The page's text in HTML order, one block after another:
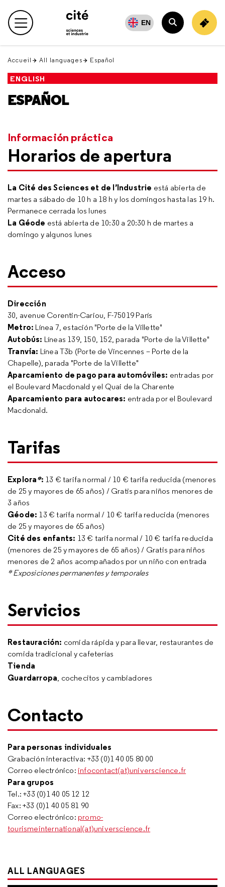
en
haut Menu principal EN
Rechercher
Accueil All languages Español
ENGLISH
ESPAÑOL
Información práctica
Horarios de apertura
La Cité des Sciences et de l’Industrie está abierta de
martes a sábado de 10 h a 18 h y los domingos hasta las 19 h.
Permanece cerrada los lunes
La Géode está abierta de 10:30 a 20:30 h de martes a
domingo y algunos lunes
Acceso
Dirección
30, avenue Corentin-Cariou, F-75019 París
Metro: Línea 7, estación "Porte de la Villette"
Autobús: Líneas 139, 150, 152, parada "Porte de la Villette"
Tranvía: Línea T3b (Porte de Vincennes – Porte de la
Chapelle), parada "Porte de la Villette"
Aparcamiento de pago para automóviles: entradas por
el Boulevard Macdonald y el Quai de la Charente
Aparcamiento para autocares: entrada por el Boulevard
Macdonald.
Tarifas
Explora*: 13 € tarifa normal / 10 € tarifa reducida (menores
de 25 y mayores de 65 años) / Gratis para niños menores de
3 años
Géode: 13 € tarifa normal / 10 € tarifa reducida (menores
de 25 y mayores de 65 años)
Cité des enfants: 13 € tarifa normal / 10 € tarifa reducida
(menores de 25 y mayores de 65 años) / Gratis para niños
menores de 2 años acompañados por un niño con entrada
* Exposiciones permanentes y temporales
Servicios
Restauración: comida rápida y para llevar, restaurantes de
comida tradicional y cafeterías
Tienda
Guardarropa, cochecitos y cambiadores
Contacto
Para personas individuales
Grabación interactiva: +33 (0)1 40 05 80 00
Correo electrónico: infocontact(at)universcience.fr
Para grupos
Tel.: +33 (0)1 40 05 12 12
Fax: +33 (0)1 40 05 81 90
Correo electrónico: promo-
tourismeinternational(at)universcience.fr
ALL LANGUAGES